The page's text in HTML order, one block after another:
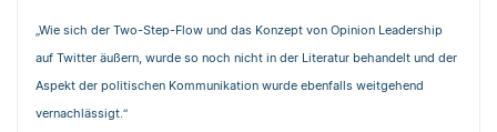
„Wie sich der Two-Step-Flow und das Konzept von Opinion Leadership
auf Twitter äußern, wurde so noch nicht in der Literatur behandelt und der
Aspekt der politischen Kommunikation wurde ebenfalls weitgehend
vernachlässigt.“